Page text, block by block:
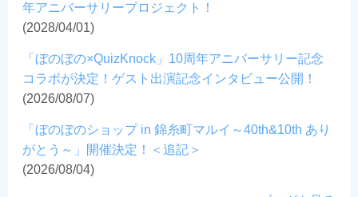
年アニバーサリープロジェクト！
(2028/04/01)
「ぼのぼの×QuizKnock」10周年アニバーサリー記念
コラボが決定！ゲスト出演記念インタビュー公開！
(2026/08/07)
「ぼのぼのショップ in 錦糸町マルイ～40th&10th あり
がとう～」開催決定！＜追記＞
(2026/08/04)